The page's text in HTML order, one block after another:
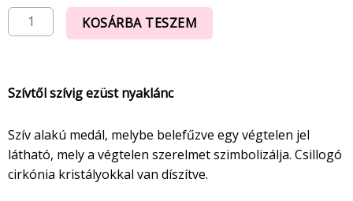
KOSÁRBA TESZEM
Szívtől szívig ezüst nyaklánc
Szív alakú medál, melybe belefűzve egy végtelen jel
látható, mely a végtelen szerelmet szimbolizálja. Csillogó
cirkónia kristályokkal van díszítve.